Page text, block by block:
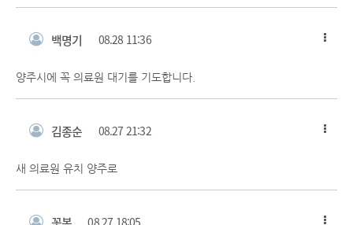
백명기 08.28 11:36
양주시에 꼭 의료원 대기를 기도합니다.
김종순 08.27 21:32
새 의료원 유치 양주로